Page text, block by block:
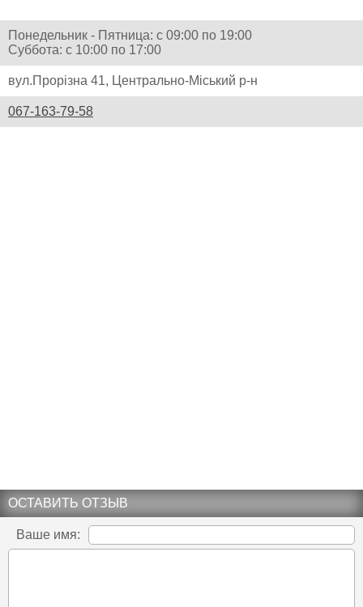
Понедельник - Пятница: с 09:00 по 19:00
Суббота: с 10:00 по 17:00
вул.Прорізна 41, Центрально-Міський р-н
067-163-79-58
ОСТАВИТЬ ОТЗЫВ
Ваше имя: